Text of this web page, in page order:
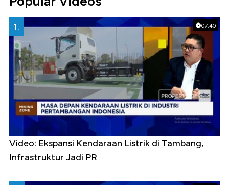
07:40
1.
Video: Ekspansi Kendaraan Listrik di Tambang,
Infrastruktur Jadi PR